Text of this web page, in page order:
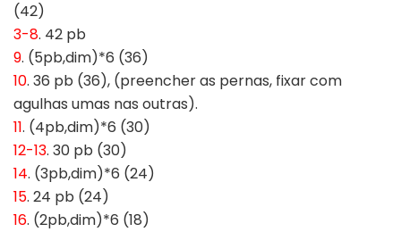
(42)
3-8. 42 pb
9. (5pb,dim)*6 (36)
10. 36 pb (36), (preencher as pernas, fixar com
agulhas umas nas outras).
11. (4pb,dim)*6 (30)
12-13. 30 pb (30)
14. (3pb,dim)*6 (24)
15. 24 pb (24)
16. (2pb,dim)*6 (18)